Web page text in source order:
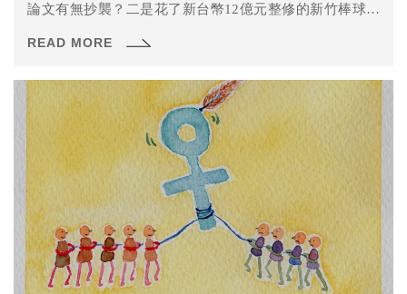
論文有無抄襲？二是花了新台幣12億元整修的新竹棒球場
READ MORE